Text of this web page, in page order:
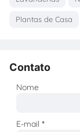
Plantas de Casa
Contato
Nome
E-mail*